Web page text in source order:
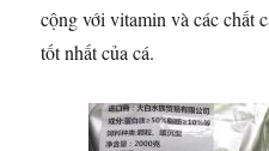
cộng với vitamin và các chất
tốt nhất của cá.